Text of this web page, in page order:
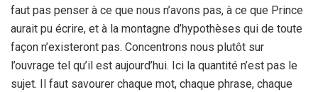
faut pas penser à ce que nous n’avons pas, à ce que Prince
aurait pu écrire, et à la montagne d’hypothèses qui de toute
façon n’existeront pas. Concentrons nous plutôt sur
l’ouvrage tel qu’il est aujourd’hui. Ici la quantité n’est pas le
sujet. Il faut savourer chaque mot, chaque phrase, chaque